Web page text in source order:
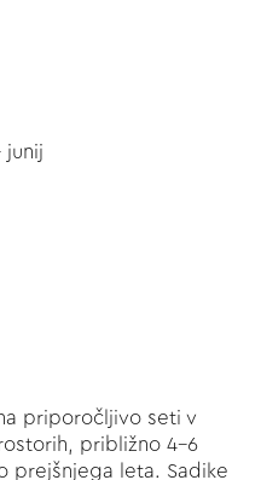
junij
priporočljivo seti v
približno 4-6
prejšnjega leta. Sadike